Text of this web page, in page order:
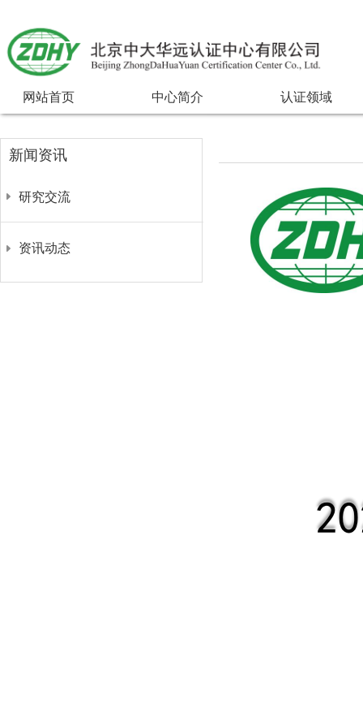
网站首页 中心简介 认证领域
新闻资讯
研究交流
资讯动态